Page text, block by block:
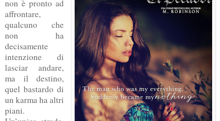
non è pronto ad
affrontare,
qualcuno che
non ha
decisamente
intenzione di
lasciar andare,
ma il destino,
quel bastardo di
un karma ha altri
piani.